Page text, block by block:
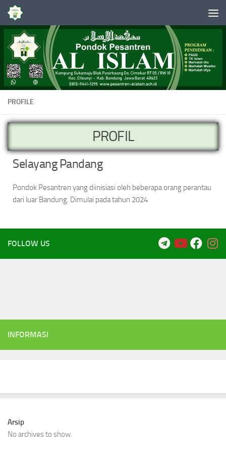
Skip to content
PROFILE
PROFIL
Selayang Pandang
Pondok Pesantren yang diinisiasi oleh beberapa orang perantau
dari luar Bandung. Dimulai pada tahun 2024
FOLLOW US
INFORMASI
Arsip
No archives to show.